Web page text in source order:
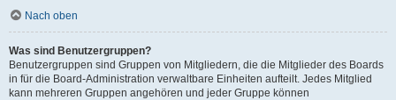
Nach oben
Was sind Benutzergruppen?
Benutzergruppen sind Gruppen von Mitgliedern, die die Mitglieder des Boards
in für die Board-Administration verwaltbare Einheiten aufteilt. Jedes Mitglied
kann mehreren Gruppen angehören und jeder Gruppe können